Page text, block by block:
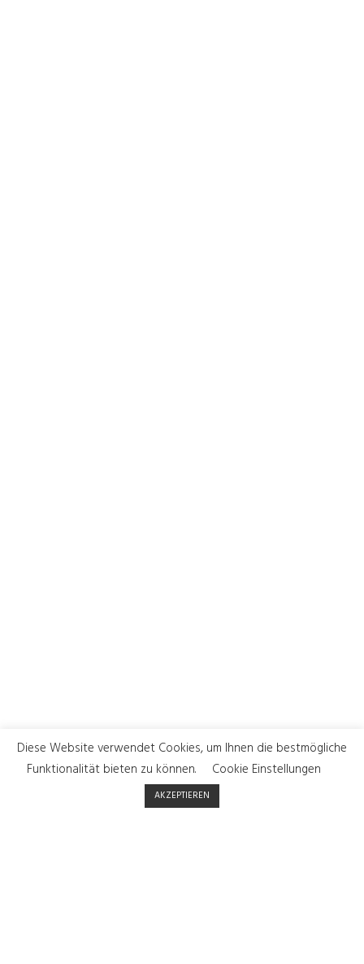
Diese Website verwendet Cookies, um Ihnen die bestmögliche
Funktionalität bieten zu können.
Cookie Einstellungen
AKZEPTIEREN